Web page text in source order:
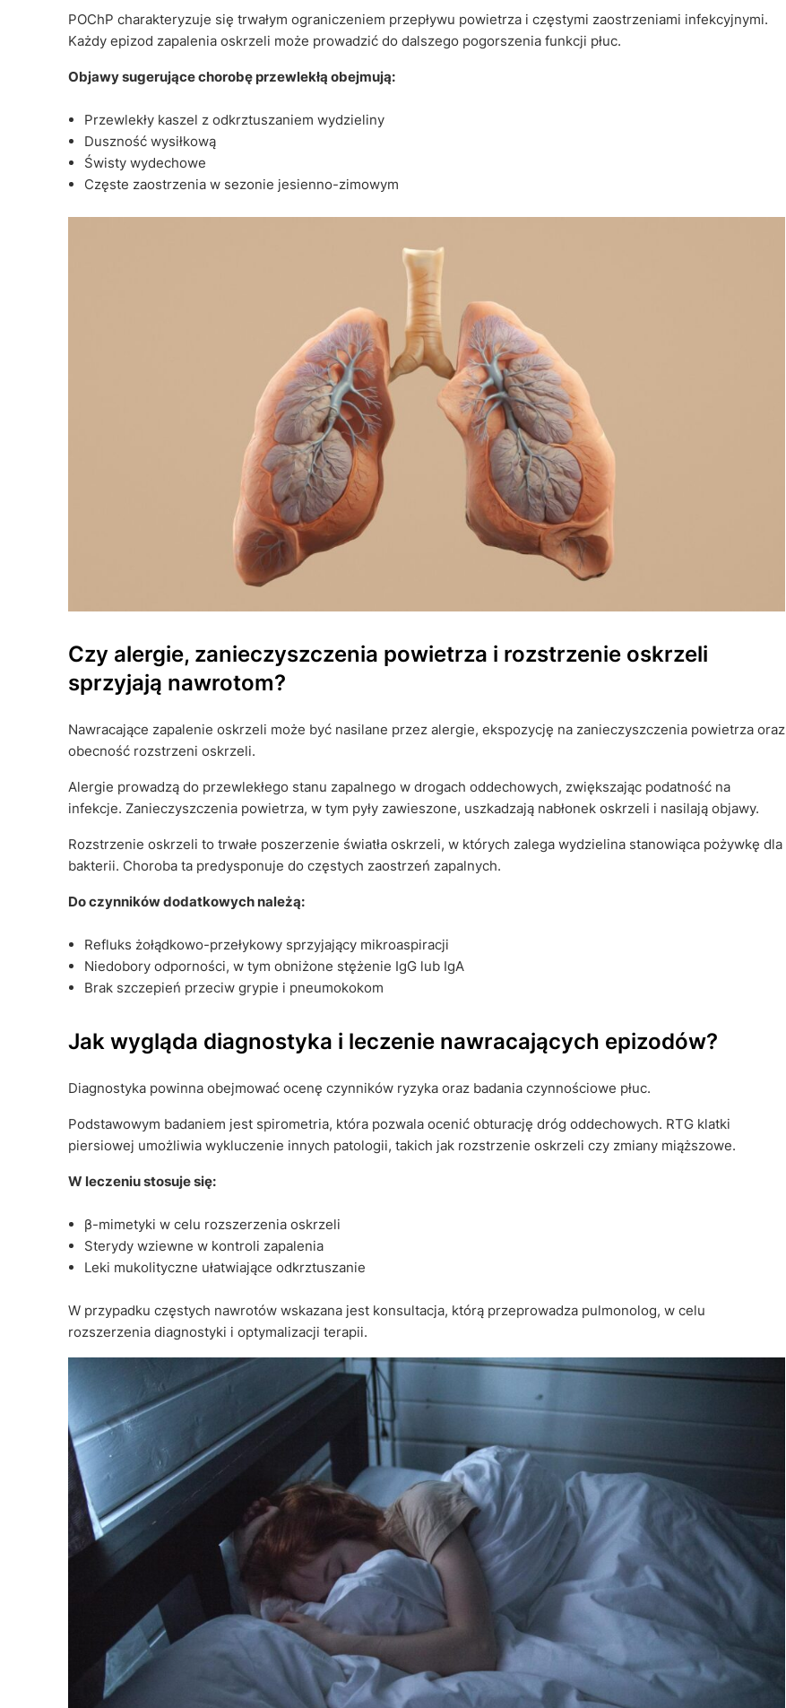
POChP charakteryzuje się trwałym ograniczeniem przepływu powietrza i częstymi zaostrzeniami infekcyjnymi.
Każdy epizod zapalenia oskrzeli może prowadzić do dalszego pogorszenia funkcji płuc.
Objawy sugerujące chorobę przewlekłą obejmują:
Przewlekły kaszel z odkrztuszaniem wydzieliny
Duszność wysiłkową
Świsty wydechowe
Częste zaostrzenia w sezonie jesienno-zimowym
Czy alergie, zanieczyszczenia powietrza i rozstrzenie oskrzeli
sprzyjają nawrotom?
Nawracające zapalenie oskrzeli może być nasilane przez alergie, ekspozycję na zanieczyszczenia powietrza oraz
obecność rozstrzeni oskrzeli.
Alergie prowadzą do przewlekłego stanu zapalnego w drogach oddechowych, zwiększając podatność na
infekcje. Zanieczyszczenia powietrza, w tym pyły zawieszone, uszkadzają nabłonek oskrzeli i nasilają objawy.
Rozstrzenie oskrzeli to trwałe poszerzenie światła oskrzeli, w których zalega wydzielina stanowiąca pożywkę dla
bakterii. Choroba ta predysponuje do częstych zaostrzeń zapalnych.
Do czynników dodatkowych należą:
Refluks żołądkowo-przełykowy sprzyjający mikroaspiracji
Niedobory odporności, w tym obniżone stężenie IgG lub IgA
Brak szczepień przeciw grypie i pneumokokom
Jak wygląda diagnostyka i leczenie nawracających epizodów?
Diagnostyka powinna obejmować ocenę czynników ryzyka oraz badania czynnościowe płuc.
Podstawowym badaniem jest spirometria, która pozwala ocenić obturację dróg oddechowych. RTG klatki
piersiowej umożliwia wykluczenie innych patologii, takich jak rozstrzenie oskrzeli czy zmiany miąższowe.
W leczeniu stosuje się:
β-mimetyki w celu rozszerzenia oskrzeli
Sterydy wziewne w kontroli zapalenia
Leki mukolityczne ułatwiające odkrztuszanie
W przypadku częstych nawrotów wskazana jest konsultacja, którą przeprowadza pulmonolog, w celu
rozszerzenia diagnostyki i optymalizacji terapii.